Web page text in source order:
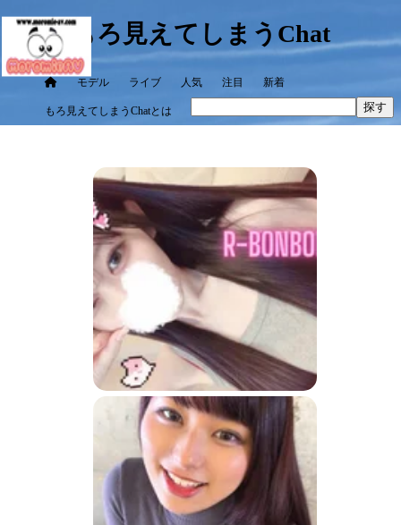
もろ見えてしまうChat
モデル ライブ 人気 注目 新着
もろ見えてしまうChatとは 探す